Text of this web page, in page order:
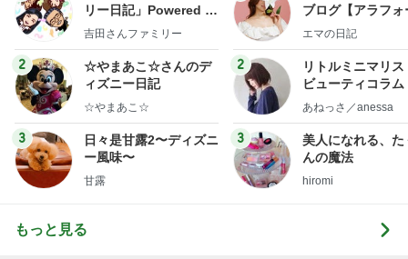
リー日記」Powered b
y Ameba 吉田さんファ
ログ
吉田さんファミリー
2
☆やまあこ☆さんのデ
ィズニー日記
☆やまあこ☆
3
日々是甘露2〜ディズニ
ー風味〜
甘露
ブログ【アラフォ
社売却セカンドラ
エマの日記
2
リトルミニマリス
ビューティコラ
little
あねっさ／anessa
3
美人になれる、た
んの魔法
hiromi
もっと見る